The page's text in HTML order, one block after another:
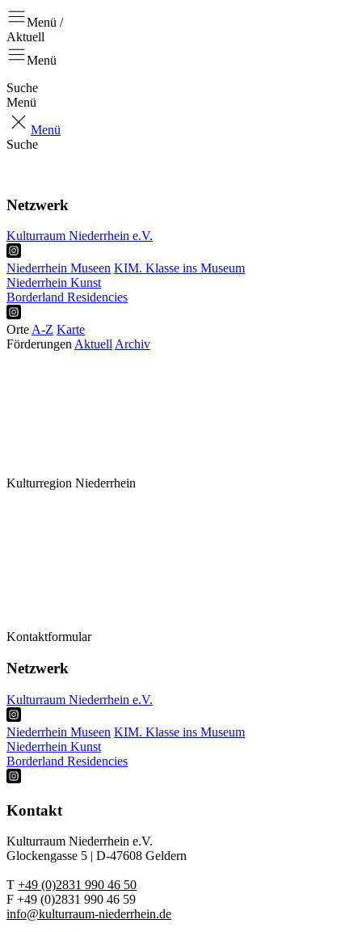
Menü /
Aktuell
Menü
Suche
Menü
Menü
Suche
Netzwerk
Kulturraum Niederrhein e.V.
Niederrhein Museen KIM. Klasse ins Museum
Niederrhein Kunst
Borderland Residencies
OrteA-Z Karte
FörderungenAktuellArchiv
Kulturregion Niederrhein
Kontaktformular
Netzwerk
Kulturraum Niederrhein e.V.
Niederrhein Museen KIM. Klasse ins Museum
Niederrhein Kunst
Borderland Residencies
Kontakt
Kulturraum Niederrhein e.V.
Glockengasse 5 | D-47608 Geldern
T +49 (0)2831 990 46 50
F +49 (0)2831 990 46 59
info@kulturraum-niederrhein.de